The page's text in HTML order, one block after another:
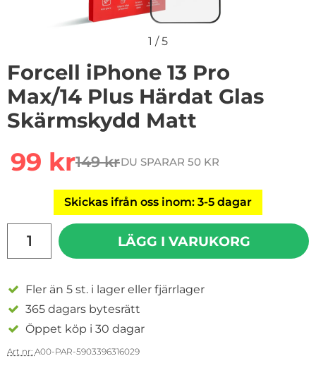
1 /5
Forcell iPhone 13 Pro
Max/14 Plus Härdat Glas
Skärmskydd Matt
rea pris
99 krtidigare pris
149 krDU SPARAR 50 KR
Skickas ifrån oss inom: 3-5 dagar
LÄGG I VARUKORG
Fler än 5 st. i lager eller fjärrlager
365 dagars bytesrätt
Öppet köp i 30 dagar
Art nr: A00-PAR-5903396316029